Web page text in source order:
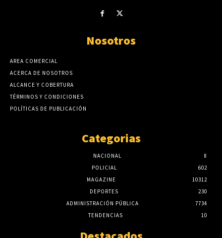
Nosotros
AREA COMERCIAL
ACERCA DE NOSOTROS
ALCANCE Y COBERTURA
TÉRMINOS Y CONDICIONES
POLÍTICAS DE PUBLICACIÓN
Categorias
NACIONAL
8
POLICIAL
602
MAGAZINE
10312
DEPORTES
230
ADMINISTRACIÓN PÚBLICA
7734
TENDENCIAS
10